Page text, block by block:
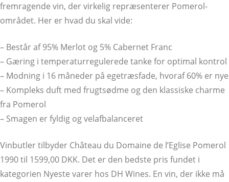
fremragende vin, der virkelig repræsenterer Pomerol-
området. Her er hvad du skal vide:
– Består af 95% Merlot og 5% Cabernet Franc
– Gæring i temperaturregulerede tanke for optimal kontrol
– Modning i 16 måneder på egetræsfade, hvoraf 60% er nye
– Kompleks duft med frugtsødme og den klassiske charme
fra Pomerol
– Smagen er fyldig og velafbalanceret
Vinbutler tilbyder Château du Domaine de l’Eglise Pomerol
1990 til 1599,00 DKK. Det er den bedste pris fundet i
kategorien Nyeste varer hos DH Wines. En vin, der ikke må